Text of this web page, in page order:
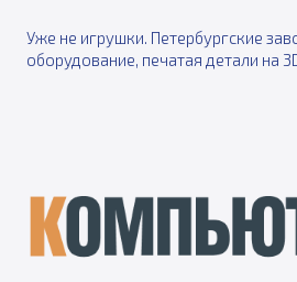
Уже не игрушки. Петербургские
оборудование, печатая детали на